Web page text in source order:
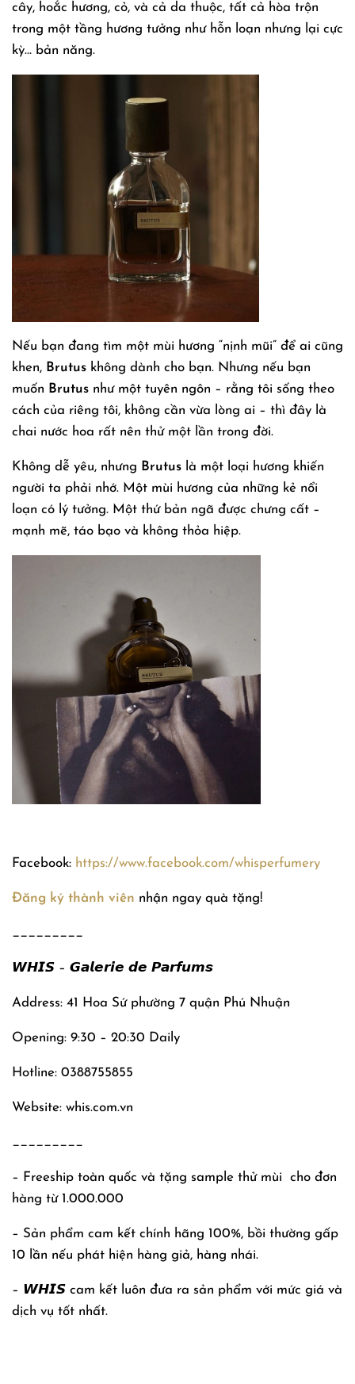
cây, hoắc hương, cỏ, và cả da thuộc, tất cả hòa trộn
trong một tầng hương tưởng như hỗn loạn nhưng lại cực
kỳ… bản năng.
Nếu bạn đang tìm một mùi hương “nịnh mũi” để ai cũng
khen, Brutus không dành cho bạn. Nhưng nếu bạn
muốn Brutus như một tuyên ngôn – rằng tôi sống theo
cách của riêng tôi, không cần vừa lòng ai – thì đây là
chai nước hoa rất nên thử một lần trong đời.
Không dễ yêu, nhưng Brutus là một loại hương khiến
người ta phải nhớ. Một mùi hương của những kẻ nổi
loạn có lý tưởng. Một thứ bản ngã được chưng cất –
mạnh mẽ, táo bạo và không thỏa hiệp.
Facebook: https://www.facebook.com/whisperfumery
Đăng ký thành viên nhận ngay quà tặng!
_________
𝙒𝙃𝙄𝙎 – 𝙂𝙖𝙡𝙚𝙧𝙞𝙚 𝙙𝙚 𝙋𝙖𝙧𝙛𝙪𝙢𝙨
Address: 41 Hoa Sứ phường 7 quận Phú Nhuận
Opening: 9:30 – 20:30 Daily
Hotline: 0388755855
Website: whis.com.vn
_________
– Freeship toàn quốc và tặng sample thử mùi
cho đơn
hàng từ 1.000.000
– Sản phẩm cam kết chính hãng 100%, bồi thường gấp
10 lần nếu phát hiện hàng giả, hàng nhái.
– 𝙒𝙃𝙄𝙎 cam kết luôn đưa ra sản phẩm với mức giá và
dịch vụ tốt nhất.